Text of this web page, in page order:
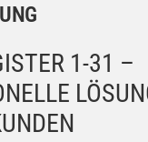
1-31 –